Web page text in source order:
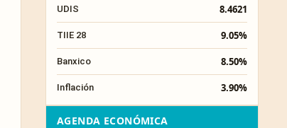
UDIS 8.4621
TIIE 28 9.05%
Banxico 8.50%
Inflación 3.90%
AGENDA ECONÓMICA